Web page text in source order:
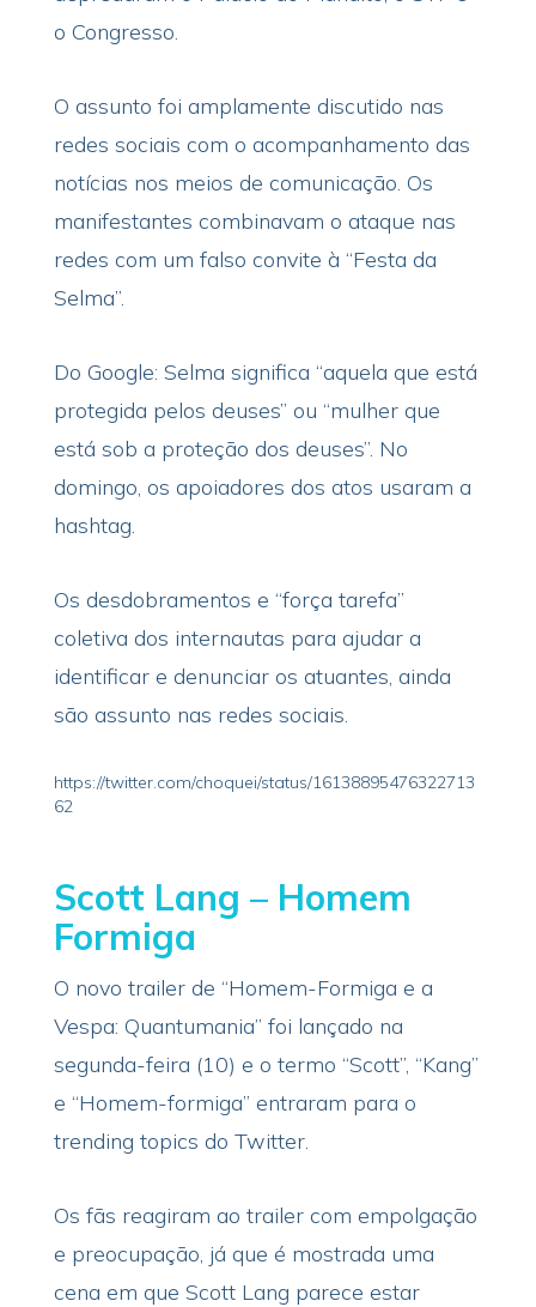
o Congresso.
O assunto foi amplamente discutido nas
redes sociais com o acompanhamento das
notícias nos meios de comunicação. Os
manifestantes combinavam o ataque nas
redes com um falso convite à “Festa da
Selma”.
Do Google: Selma significa “aquela que está
protegida pelos deuses” ou “mulher que
está sob a proteção dos deuses”. No
domingo, os apoiadores dos atos usaram a
hashtag.
Os desdobramentos e “força tarefa”
coletiva dos internautas para ajudar a
identificar e denunciar os atuantes, ainda
são assunto nas redes sociais.
https://twitter.com/choquei/status/16138895476322713
62
Scott Lang – Homem
Formiga
O novo trailer de “Homem-Formiga e a
Vespa: Quantumania” foi lançado na
segunda-feira (10) e o termo “Scott”, “Kang”
e “Homem-formiga” entraram para o
trending topics do Twitter.
Os fãs reagiram ao trailer com empolgação
e preocupação, já que é mostrada uma
cena em que Scott Lang parece estar